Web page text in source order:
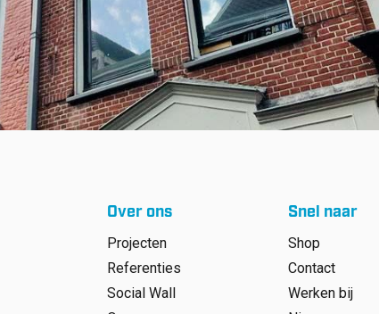
Over ons
Projecten
Referenties
Social Wall
Snel naar
Shop
Contact
Werken bij